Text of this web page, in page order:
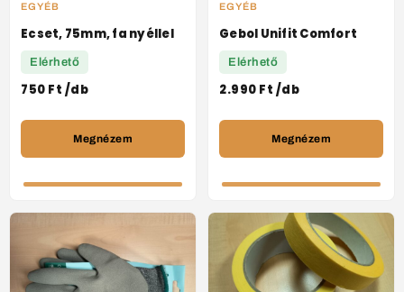
EGYÉB
Ecset, 75mm, fa nyéllel
Elérhető
750 Ft /db
Megnézem
EGYÉB
Gebol Unifit Comfort
Elérhető
2.990 Ft /db
Megnézem